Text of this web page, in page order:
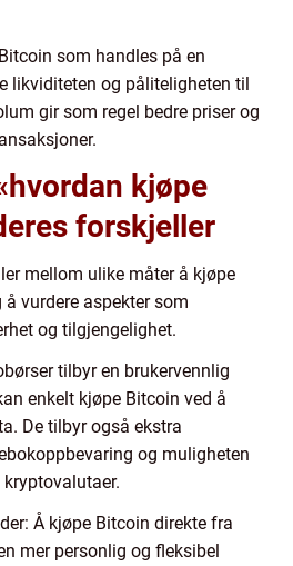
som handles på en
likviditeten og påliteligheten til
gir som regel bedre priser og
kjøpe
forskjeller
mellom ulike måter å kjøpe
vurdere aspekter som
og tilgjengelighet.
tilbyr en brukervennlig
enkelt kjøpe Bitcoin ved å
De tilbyr også ekstra
og muligheten
Å kjøpe Bitcoin direkte fra
mer personlig og fleksibel